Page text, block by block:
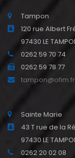
Tampon
120 rue Albert
97430 LE
0262 59 70 74
0262 59 78 77
tampon@ofim.fr
Sainte Marie
43 T rue de la
97430 LE
0262 20 02 08